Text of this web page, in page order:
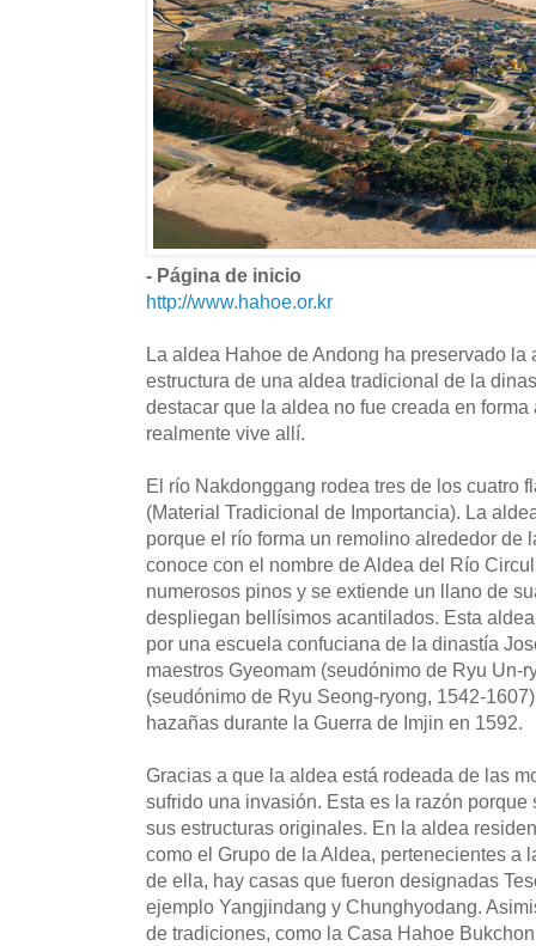
- Página de inicio
http://www.hahoe.or.kr
La aldea Hahoe de Andong ha preservado la
estructura de una aldea tradicional de la
destacar que la aldea no fue creada en
realmente vive allí.
El río Nakdonggang rodea tres de los cuatro
(Material Tradicional de Importancia). La
porque el río forma un remolino alrededor de
conoce con el nombre de Aldea del Río
numerosos pinos y se extiende un llano de
despliegan bellísimos acantilados. Esta
por una escuela confuciana de la dinastía
maestros Gyeomam (seudónimo de Ryu Un-
(seudónimo de Ryu Seong-ryong, 1542-
hazañas durante la Guerra de Imjin en 1592.
Gracias a que la aldea está rodeada de las
sufrido una invasión. Esta es la razón
sus estructuras originales. En la aldea
como el Grupo de la Aldea, pertenecientes a
de ella, hay casas que fueron designadas
ejemplo Yangjindang y Chunghyodang.
de tradiciones, como la Casa Hahoe